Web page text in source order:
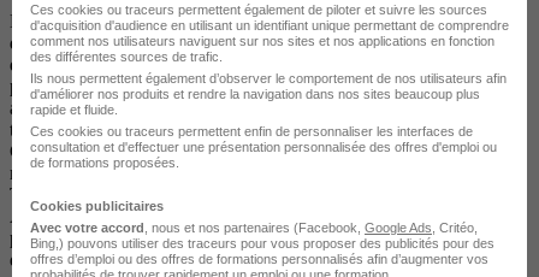
La formation traite des sujets suivants : Analyser, cadrer des projets
de performances de DJ - Analyser des contextes et des contraintes
d'évènements musicaux - Établir des conditions et des durées de
performances de DJ - Étudier des publics et des univers musicaux
associés Préparer des performances de DJ - Repérer et analyser des
tendances musicales - Gérer et enrichir une bibliothèque musicale -
Concevoir des programmations musicales - Sélectionner des
musiques en fonction de publics visés et d'ambiances recherchées -
Tester des associations de musiques et des effets de transitions -
Assurer la préparation des musiques qui seront mixées Réaliser des
performances de DJ - Configurer et régler des matériels et logiciels
de mixage de musiques - Ajuster et régler le son en fonction des
Ces cookies ou traceurs permettent également de piloter et suivre les sources
d'acquisition d'audience en utilisant un identifiant unique permettant de comprendre
comment nos utilisateurs naviguent sur nos sites et nos applications en fonction
des différentes sources de trafic.
Ils nous permettent également d’observer le comportement de nos utilisateurs afin
d'améliorer nos produits et rendre la navigation dans nos sites beaucoup plus
rapide et fluide.
Ces cookies ou traceurs permettent enfin de personnaliser les interfaces de
consultation et d'effectuer une présentation personnalisée des offres d'emploi ou
de formations proposées.
Cookies publicitaires
Avec votre accord , nous et nos partenaires (Facebook, Google Ads , Critéo,
Bing,) pouvons utiliser des traceurs pour vous proposer des publicités pour des
offres d’emploi ou des offres de formations personnalisés afin d’augmenter vos
probabilités de trouver rapidement un emploi ou une formation.